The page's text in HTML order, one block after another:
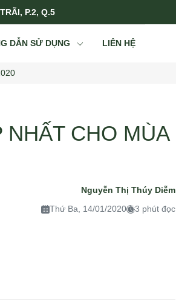
P.2, Q.5
DẪN SỬ DỤNG LIÊN HỆ
CHO MÙA
Nguyễn Thị Thúy Diễm
Thứ Ba, 14/01/2020
3 phút đọc